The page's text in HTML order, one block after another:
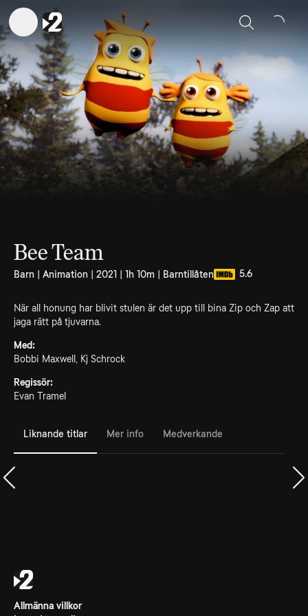
Sök
Bee Team
Barn | Animation | 2021 | 1h 10m | Barntillåten 5.6
När all honung har blivit stulen är det upp till bina Zip och Zap att
jaga rätt på tjuvarna.
Med:
Bobbi Maxwell, Kj Schrock
Regissör:
Evan Tramel
Liknande titlar Mer info Medverkande
Allmänna villkor